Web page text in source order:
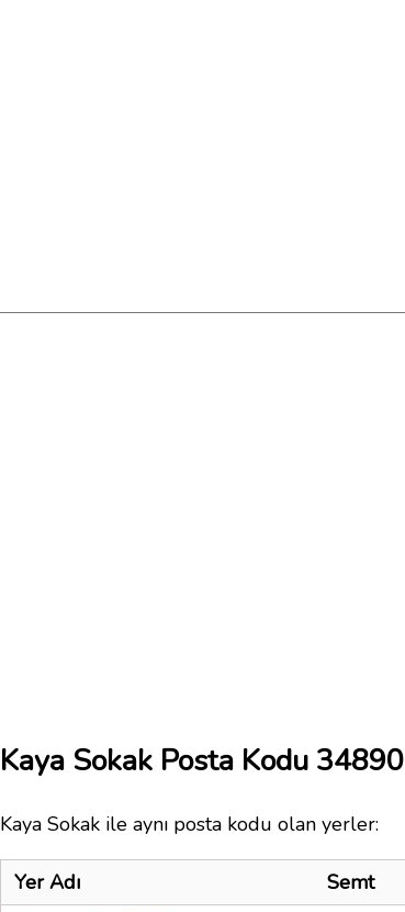
Kaya Sokak Posta Kodu 34890
Kaya Sokak ile aynı posta kodu olan yerler:
Yer Adı
Semt